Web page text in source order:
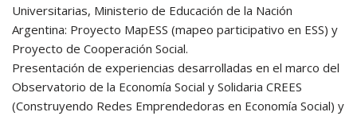
Universitarias, Ministerio de Educación de la Nación
Argentina: Proyecto MapESS (mapeo participativo en ESS) y
Proyecto de Cooperación Social.
Presentación de experiencias desarrolladas en el marco del
Observatorio de la Economía Social y Solidaria CREES
(Construyendo Redes Emprendedoras en Economía Social) y